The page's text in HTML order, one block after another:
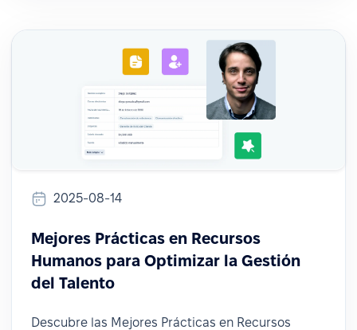
2025-08-14
Mejores Prácticas en Recursos
Humanos para Optimizar la Gestión
del Talento
Descubre las Mejores Prácticas en Recursos